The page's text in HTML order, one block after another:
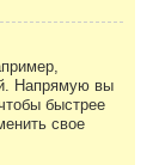
Напрямую вы
быстрее
свое